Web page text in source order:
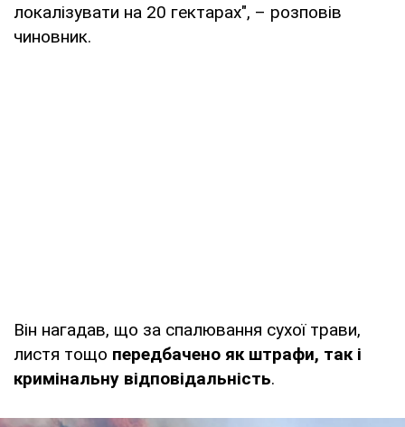
локалізувати на 20 гектарах", – розповів
чиновник.
Він нагадав, що за спалювання сухої трави,
листя тощо передбачено як штрафи, так і
кримінальну відповідальність.